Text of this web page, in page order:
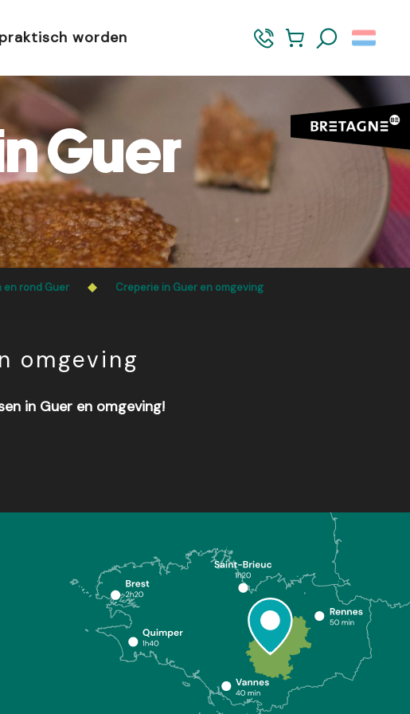
worden
Guer
en rond Guer Creperie in Guer en omgeving
omgeving
in Guer en omgeving!